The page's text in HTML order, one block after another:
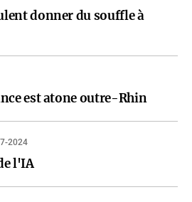
donner du souffle à
est atone outre-Rhin
2024
l'IA